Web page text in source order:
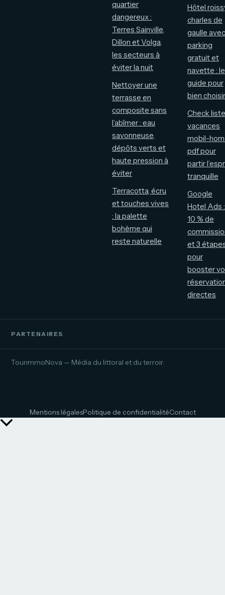
quartier
dangereux :
Terres Sainville,
Dillon et Volga,
les secteurs à
éviter la nuit
Nettoyer une
terrasse en
composite sans
l’abîmer : eau
savonneuse,
dépôts verts et
haute pression à
éviter
Terracotta, écru
et touches vives
: la palette
bohème qui
reste naturelle
Hôtel
charles de
gaulle avec
parking
gratuit et
navette : le
guide pour
bien choisir
Check liste
vacances
mobil-
pdf pour
partir
tranquille
Google
Hotel Ads :
10 % de
et 3
pour
booster
directes
PARTENAIRES
TourimmoNova — Média du littoral et du terroir.
Mentions légalesPolitique de confidentialitéContact